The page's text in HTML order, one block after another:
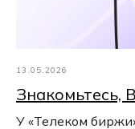
13.05.2026
Знакомьтесь,
У «Телеком